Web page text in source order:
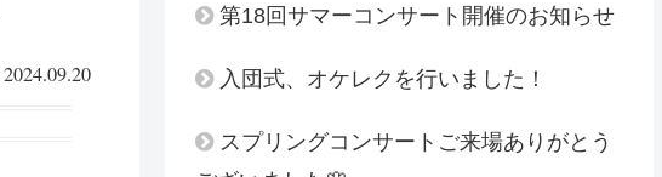
2024.09.20
第18回サマーコンサート開催のお知らせ
入団式、オケレクを行いました！
スプリングコンサートご来場ありがとう